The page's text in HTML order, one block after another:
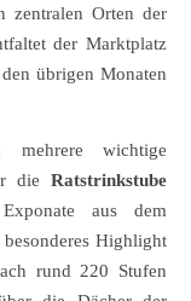
zentralen Orten der
der Marktplatz
übrigen Monaten
wichtige
die Ratstrinkstube
aus dem
Highlight
rund 220 Stufen